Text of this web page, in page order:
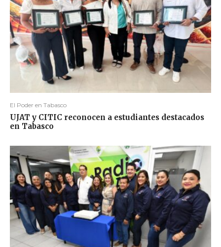
El Poder en Tabasco
UJAT y CITIC reconocen a estudiantes destacados
en Tabasco